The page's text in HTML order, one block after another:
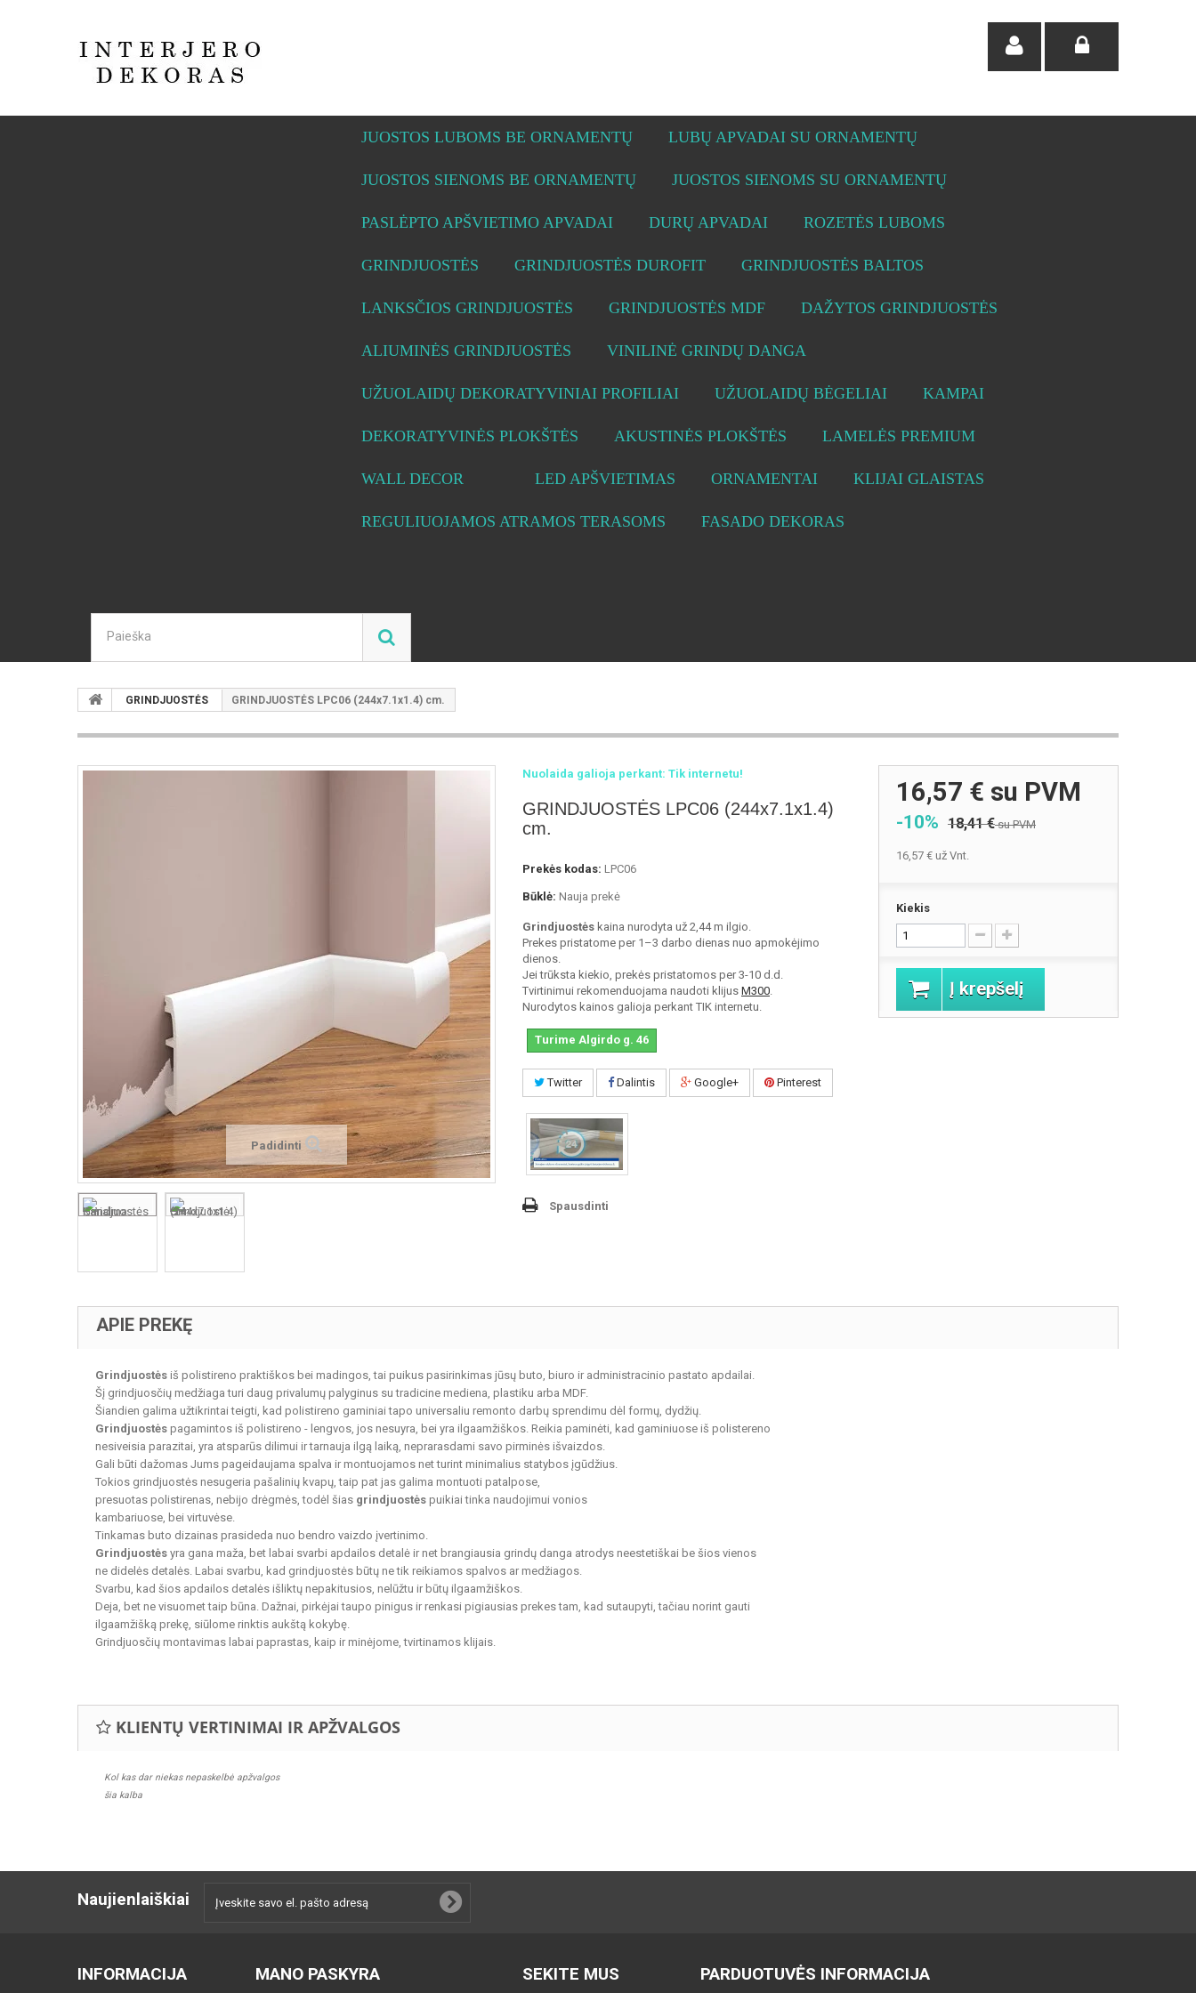
JUOSTOS LUBOMS BE ORNAMENTŲ LUBŲ APVADAI SU ORNAMENTŲ
JUOSTOS SIENOMS BE ORNAMENTŲ JUOSTOS SIENOMS SU ORNAMENTŲ
PASLĖPTO APŠVIETIMO APVADAI DURŲ APVADAI ROZETĖS LUBOMS
GRINDJUOSTĖS GRINDJUOSTĖS DUROFIT GRINDJUOSTĖS BALTOS
LANKSČIOS GRINDJUOSTĖS GRINDJUOSTĖS MDF DAŽYTOS GRINDJUOSTĖS
ALIUMINĖS GRINDJUOSTĖS VINILINĖ GRINDŲ DANGA
UŽUOLAIDŲ DEKORATYVINIAI PROFILIAI UŽUOLAIDŲ BĖGELIAI KAMPAI
DEKORATYVINĖS PLOKŠTĖS AKUSTINĖS PLOKŠTĖS LAMELĖS PREMIUM
WALL DECOR LED APŠVIETIMAS ORNAMENTAI KLIJAI GLAISTAS
REGULIUOJAMOS ATRAMOS TERASOMS FASADO DEKORAS
GRINDJUOSTĖS GRINDJUOSTĖS LPC06 (244x7.1x1.4) cm.
Padidinti
Nuolaida galioja perkant: Tik internetu!
GRINDJUOSTĖS LPC06 (244x7.1x1.4)
cm.
Prekės kodas: LPC06
Būklė: Nauja prekė
Grindjuostės kaina nurodyta už 2,44 m ilgio.
Prekes pristatome per 1–3 darbo dienas nuo apmokėjimo
dienos.
Jei trūksta kiekio, prekės pristatomos per 3-10 d.d.
Tvirtinimui rekomenduojama naudoti klijus M300.
Nurodytos kainos galioja perkant TIK internetu.
Turime Algirdo g. 46
Twitter Dalintis Google+ Pinterest
Spausdinti
16,57 € su PVM
-10% 18,41 €su PVM
16,57 €už Vnt.
Kiekis
Į krepšelį
APIE PREKĘ
Grindjuostės iš polistireno praktiškos bei madingos, tai puikus pasirinkimas jūsų buto, biuro ir administracinio pastato apdailai.
Šį grindjuosčių medžiaga turi daug privalumų palyginus su tradicine mediena, plastiku arba MDF.
Šiandien galima užtikrintai teigti, kad polistireno gaminiai tapo universaliu remonto darbų sprendimu dėl formų, dydžių.
Grindjuostės pagamintos iš polistireno - lengvos, jos nesuyra, bei yra ilgaamžiškos. Reikia paminėti, kad gaminiuose iš polistereno
nesiveisia parazitai, yra atsparūs dilimui ir tarnauja ilgą laiką, neprarasdami savo pirminės išvaizdos.
Gali būti dažomas Jums pageidaujama spalva ir montuojamos net turint minimalius statybos įgūdžius.
Tokios grindjuostės nesugeria pašalinių kvapų, taip pat jas galima montuoti patalpose,
presuotas polistirenas, nebijo drėgmės, todėl šias grindjuostės puikiai tinka naudojimui vonios
kambariuose, bei virtuvėse.
Tinkamas buto dizainas prasideda nuo bendro vaizdo įvertinimo.
Grindjuostės yra gana maža, bet labai svarbi apdailos detalė ir net brangiausia grindų danga atrodys neestetiškai be šios vienos
ne didelės detalės. Labai svarbu, kad grindjuostės būtų ne tik reikiamos spalvos ar medžiagos.
Svarbu, kad šios apdailos detalės išliktų nepakitusios, nelūžtu ir būtų ilgaamžiškos.
Deja, bet ne visuomet taip būna. Dažnai, pirkėjai taupo pinigus ir renkasi pigiausias prekes tam, kad sutaupyti, tačiau norint gauti
ilgaamžišką prekę, siūlome rinktis aukštą kokybę.
Grindjuosčių montavimas labai paprastas, kaip ir minėjome, tvirtinamos klijais.
KLIENTŲ VERTINIMAI IR APŽVALGOS
Kol kas dar niekas nepaskelbė apžvalgos
šia kalba
Naujienlaiškiai
INFORMACIJA MANO PASKYRA SEKITE MUS PARDUOTUVĖS INFORMACIJA